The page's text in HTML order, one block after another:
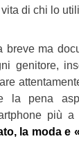
di chi lo
breve ma
genitore,
la pena
più a
la moda e